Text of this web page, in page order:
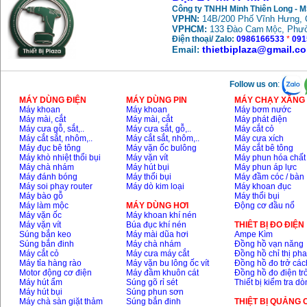
May mai FEG-911A
(100mm)
Price:
plasma Hong ky
Price :6000000
May mai 2 da Hong
ky MB1/2HP (0.5HP)
Price:2250000VND
Công ty TNHH Minh Thiên Long -
VPHN: 14B/200 Phố Vĩnh Hưng,
VPHCM: 133 Đào Cam Mộc,
Điện thoại/ Zalo: 0986166533 *
Email:
Follow us on:
MÁY DÙNG ĐIỆN
Máy khoan
Máy mài, cắt
Máy cưa gỗ, sắt,..
Máy cắt sắt, nhôm,..
Máy đục bê tông
Máy khò nhiệt thổi bụi
Máy chà nhám
Máy đánh bóng
Máy soi phay router
Máy bào gỗ
Máy làm mộc
Máy vặn ốc
Máy vặn vít
Súng bắn keo
Súng bắn đinh
Máy cắt cỏ
Máy tỉa hàng rào
Motor động cơ điện
Máy hút ẩm
Máy hút bụi
Máy chà sàn giặt thảm
MÁY DÙNG PIN
Máy khoan
Máy mài, cắt
Máy cưa sắt, gỗ,..
Máy cắt sắt, nhôm,..
Máy vặn ốc bulông
Máy vặn vít
Máy hút bụi
Máy thổi bụi
Máy dò kim loại
MÁY DÙNG HƠI
Máy khoan khí nén
Búa đục khí nén
Máy mài dũa hơi
Máy chà nhám
Máy cưa máy cắt
Máy vặn bu lông ốc vít
Máy đầm khuôn cát
Súng gõ rỉ sét
Súng phun sơn
Súng bắn đinh
MÁY CHẠY
Máy bơm nước
Máy phát điện
Máy cắt cỏ
Máy cưa xích
Máy cắt bê tông
Máy phun hóa chất
Máy phun áp lực
Máy đầm cóc / bàn
Máy khoan đục
Máy thổi bụi
Động cơ đầu nổ
THIÊT BỊ ĐO ĐIỆN
Ampe Kìm
Đồng hồ vạn năng
Đồng hồ chỉ thị pha
Đồng hồ đo trở
Đồng hồ đo điện
Thiết bị kiểm tra
THIỆT BỊ QUẢNG